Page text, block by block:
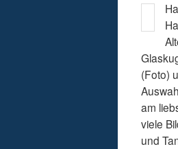
(Foto)
am
viele
und